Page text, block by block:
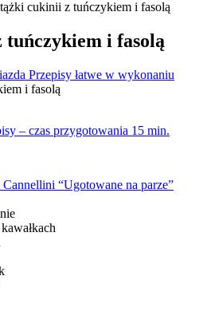
cukinii z tuńczykiem i fasolą
i fasolą
Przepisy łatwe w wykonaniu
– czas przygotowania 15 min.
Cannellini “Ugotowane na parze”